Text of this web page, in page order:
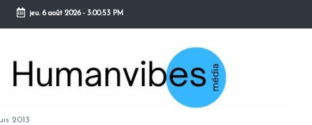
Skip
content
jeu. 6 août 2026- 3:00:54 PM
2013